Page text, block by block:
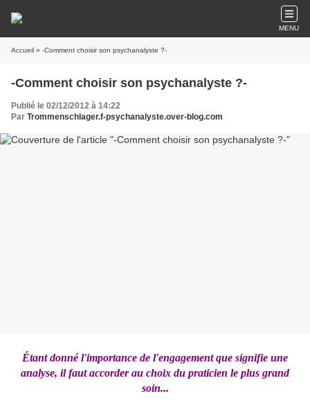
MENU
Accueil » -Comment choisir son psychanalyste ?-
-Comment choisir son psychanalyste ?-
Publié le 02/12/2012 à 14:22
Par Trommenschlager.f-psychanalyste.over-blog.com
Étant donné l'importance de l'engagement que signifie une
analyse, il faut accorder au choix du praticien le plus grand
soin...